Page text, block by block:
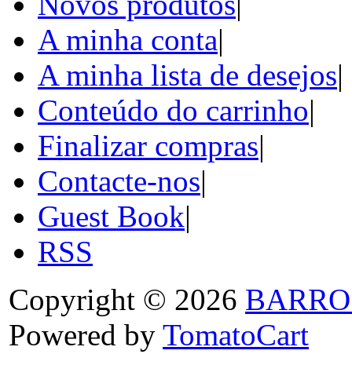
A minha conta|
A minha lista de desejos|
Conteúdo do carrinho|
Finalizar compras|
Contacte-nos|
Guest Book|
RSS
Copyright © 2026
Powered by TomatoCart